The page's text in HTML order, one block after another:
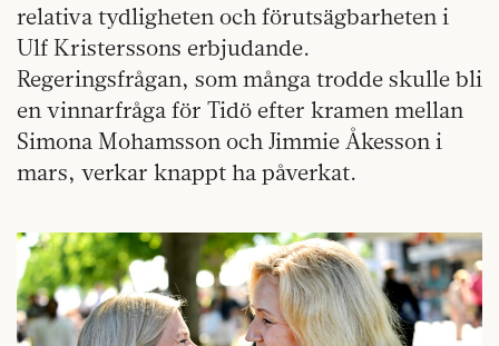
relativa tydligheten och förutsägbarheten i
Ulf Kristerssons erbjudande.
Regeringsfrågan, som många trodde skulle bli
en vinnarfråga för Tidö efter kramen mellan
Simona Mohamsson och Jimmie Åkesson i
mars, verkar knappt ha påverkat.